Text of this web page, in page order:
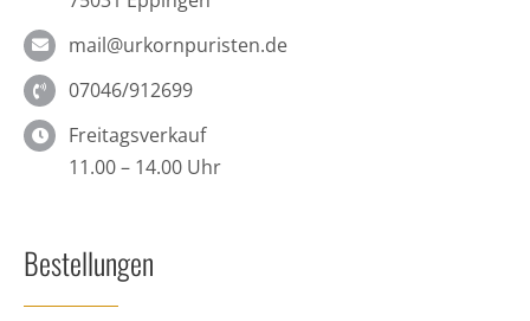
mail@urkornpuristen.de
07046/912699
Freitagsverkauf
11.00 – 14.00 Uhr
Bestellungen